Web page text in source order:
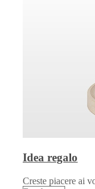
Idea regalo
Creste piacere ai